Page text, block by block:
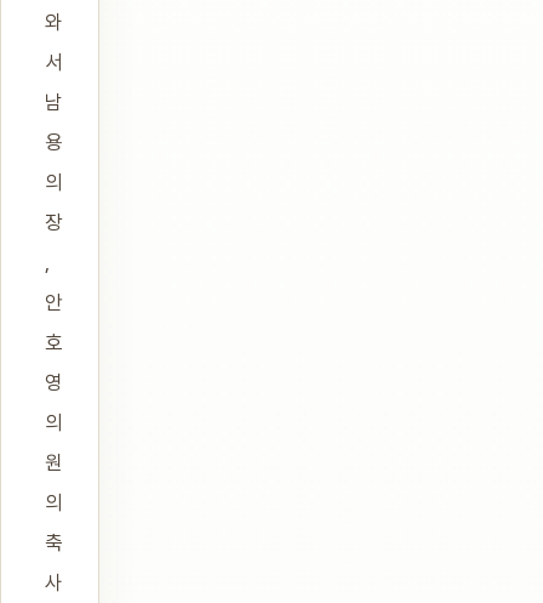
와
서
남
용
의
장
안
호
영
의
원
의
축
사